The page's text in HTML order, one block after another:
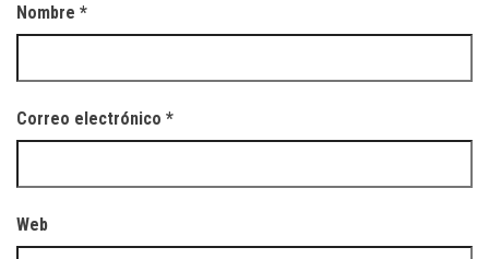
Nombre *
Correo electrónico *
Web